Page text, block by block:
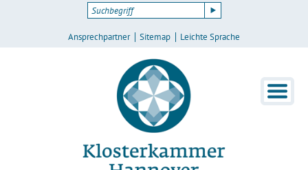
Ansprechpartner Sitemap Leichte Sprache